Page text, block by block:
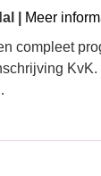
|
Meer
compleet